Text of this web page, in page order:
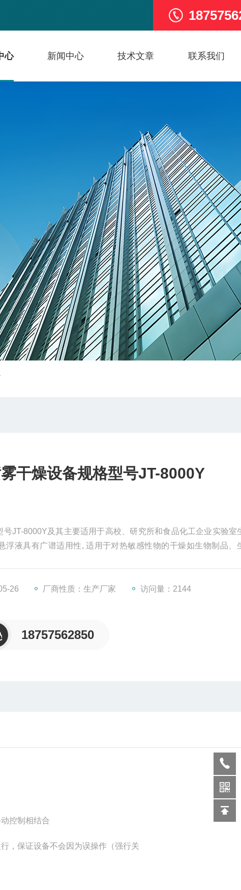
心 新闻中心 技术文章 联系我们
干燥设备规格型号JT-8000Y
JT-8000Y及其主要适用于高校、研究所和食品化工企业实验室
浮液具有广谱适用性, 适用于对热敏感性物的干燥如生物制品、
26 厂商性质：生产厂家 访问量：2144
18757562850
控制相结合
，保证设备不会因为误操作（强行关